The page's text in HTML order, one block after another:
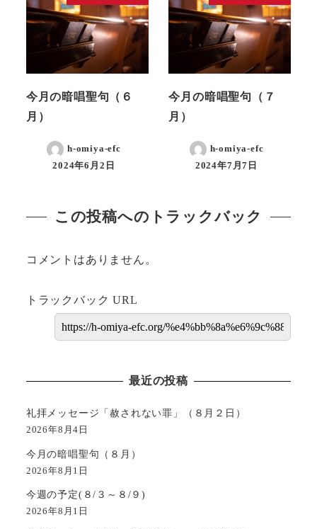
今月の暗唱聖句（６
月）
h-omiya-efc
2024年6月2日
今月の暗唱聖句（７
月）
h-omiya-efc
2024年7月7日
この投稿へのトラックバック
コメントはありません。
トラックバック URL
最近の投稿
礼拝メッセージ「赦されない罪」（８月２日）
2026年8月4日
今月の暗唱聖句（８月）
2026年8月1日
今週の予定(８/３～８/９)
2026年8月1日